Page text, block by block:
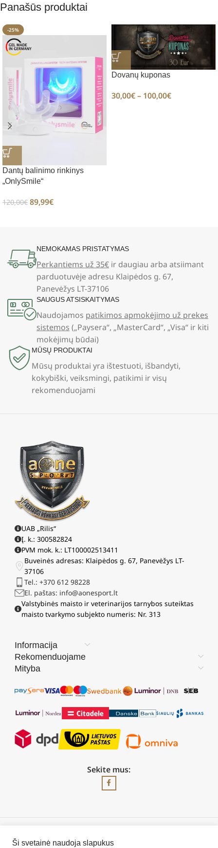
Panašūs produktai
-25%
Dantų balinimo rinkinys
„OnlySmile“
120,00€ 89,99€
Dovanų kuponas
30,00€– 100,00€
NEMOKAMAS PRISTATYMAS
Perkantiems už 35€ ir daugiau arba atsiimant
parduotuvėje adresu Klaipėdos g. 67,
Panevėžys LT-37106
SAUGUS ATSISKAITYMAS
Naudojamos patikimos apmokėjimo už prekes
sistemos („Paysera“, „MasterCard“, „Visa“ ir kiti
mokėjimų būdai)
MŪSŲ PRODUKTAI
Mūsų produktai yra ištestuoti, išbandyti,
kokybiški, veiksmingi, patikimi ir visų
rekomenduojami
UAB „Rilis“
Į. k.: 300582824
PVM mok. k.: LT100002513411
Buveinės adresas: Klaipėdos g. 67, Panevėžys LT-
37106
Tel.: +370 612 98228
El. paštas: info@aonesport.lt
Valstybinės maisto ir veterinarijos tarnybos suteiktas
maisto tvarkymo subjekto numeris: Nr. 313
Informacija
Rekomenduojame
Mityba
Sekite mus:
2026 © Visos teisės saugomos | UAB „Rilis“
Ši svetainė naudoja slapukus